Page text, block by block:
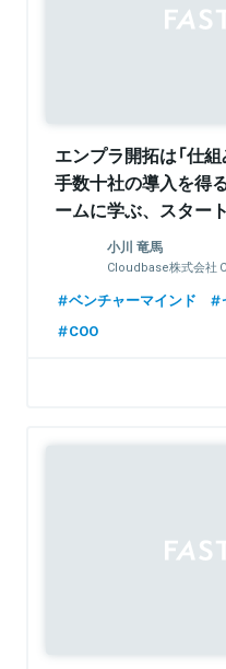
エンプラ開拓は「仕
手数十社の導入を得
ームに学ぶ、スター
小川 竜馬
Cloudbase株式会社
ベンチャーマインド
COO